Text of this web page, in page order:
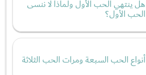
هل ينتهي الحب الأول ولماذا لا ننسى
الحب الأول؟
أنواع الحب السبعة ومرات الحب الثلاثة